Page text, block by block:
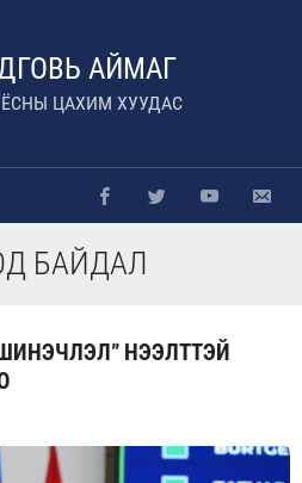
АЙМАГ
ЦАХИМ ХУУДАС
БАЙДАЛ
НЭЭЛТТЭЙ